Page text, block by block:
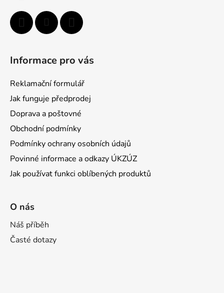
Informace pro vás
Reklamační formulář
Jak funguje předprodej
Doprava a poštovné
Obchodní podmínky
Podmínky ochrany osobních údajů
Povinné informace a odkazy ÚKZÚZ
Jak používat funkci oblíbených produktů
O nás
Náš příběh
Časté dotazy